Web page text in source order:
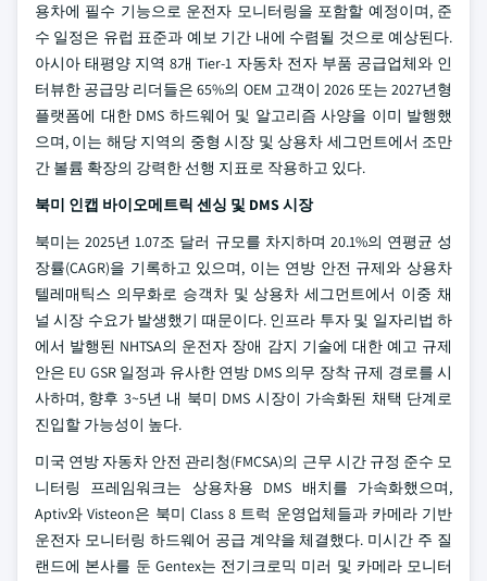
용차에 필수 기능으로 운전자 모니터링을 포함할 예정이며, 준
수 일정은 유럽 표준과 예보 기간 내에 수렴될 것으로 예상된다.
아시아 태평양 지역 8개 Tier-1 자동차 전자 부품 공급업체와 인
터뷰한 공급망 리더들은 65%의 OEM 고객이 2026 또는 2027년형
플랫폼에 대한 DMS 하드웨어 및 알고리즘 사양을 이미 발행했
으며, 이는 해당 지역의 중형 시장 및 상용차 세그먼트에서 조만
간 볼륨 확장의 강력한 선행 지표로 작용하고 있다.
북미 인캡 바이오메트릭 센싱 및 DMS 시장
북미는 2025년 1.07조 달러 규모를 차지하며 20.1%의 연평균 성
장률(CAGR)을 기록하고 있으며, 이는 연방 안전 규제와 상용차
텔레매틱스 의무화로 승객차 및 상용차 세그먼트에서 이중 채
널 시장 수요가 발생했기 때문이다. 인프라 투자 및 일자리법 하
에서 발행된 NHTSA의 운전자 장애 감지 기술에 대한 예고 규제
안은 EU GSR 일정과 유사한 연방 DMS 의무 장착 규제 경로를 시
사하며, 향후 3~5년 내 북미 DMS 시장이 가속화된 채택 단계로
진입할 가능성이 높다.
미국 연방 자동차 안전 관리청(FMCSA)의 근무 시간 규정 준수 모
니터링 프레임워크는 상용차용 DMS 배치를 가속화했으며,
Aptiv와 Visteon은 북미 Class 8 트럭 운영업체들과 카메라 기반
운전자 모니터링 하드웨어 공급 계약을 체결했다. 미시간 주 질
랜드에 본사를 둔 Gentex는 전기크로믹 미러 및 카메라 모니터